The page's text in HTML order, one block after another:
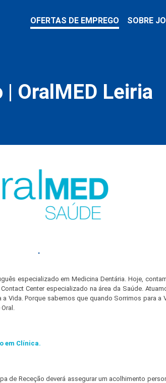
OFERTAS DE EMPREGO SOBRE
| OralMED Leiria
.
especializado em Medicina Dentária. Hoje,
Center especializado na área da Saúde.
Vida. Porque sabemos que quando Sorrimos para a
em Clínica.
de Receção deverá assegurar um acolhimento